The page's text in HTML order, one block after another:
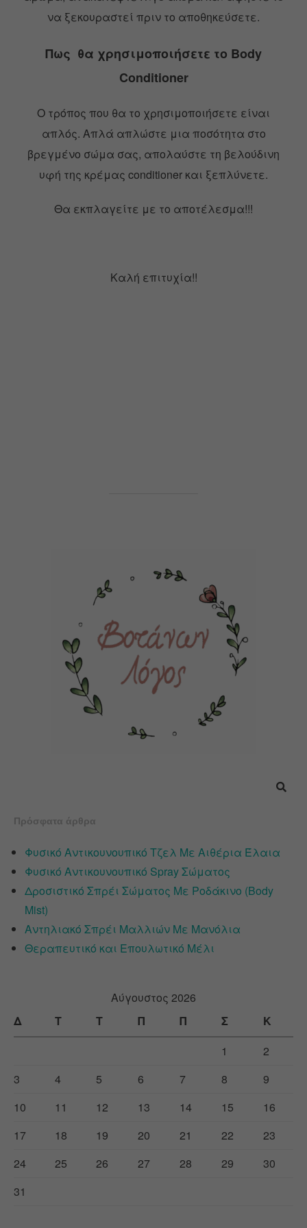
να ξεκουραστεί πριν το αποθηκεύσετε.
Πως θα χρησιμοποιήσετε το Body
Conditioner
Ο τρόπος που θα το χρησιμοποιήσετε είναι
απλός. Απλά απλώστε μια ποσότητα στο
βρεγμένο σώμα σας, απολαύστε τη βελούδινη
υφή της κρέμας conditioner και ξεπλύνετε.
Θα εκπλαγείτε με το αποτέλεσμα!!!
Καλή επιτυχία!!
Πρόσφατα άρθρα
Φυσικό Αντικουνουπικό Τζελ Με Αιθέρια Έλαια
Φυσικό Αντικουνουπικό Spray Σώματος
Δροσιστικό Σπρέι Σώματος Με Ροδάκινο (Body
Mist)
Αντηλιακό Σπρέι Μαλλιών Με Μανόλια
Θεραπευτικό και Επουλωτικό Μέλι
Αύγουστος 2026
Δ
Τ Τ Π Π Σ
Κ
1
2
3
4 5 6 7 8
9
10
11 12 13 14 15
16
17
18 19 20 21 22
23
24
25 26 27 28 29
30
31